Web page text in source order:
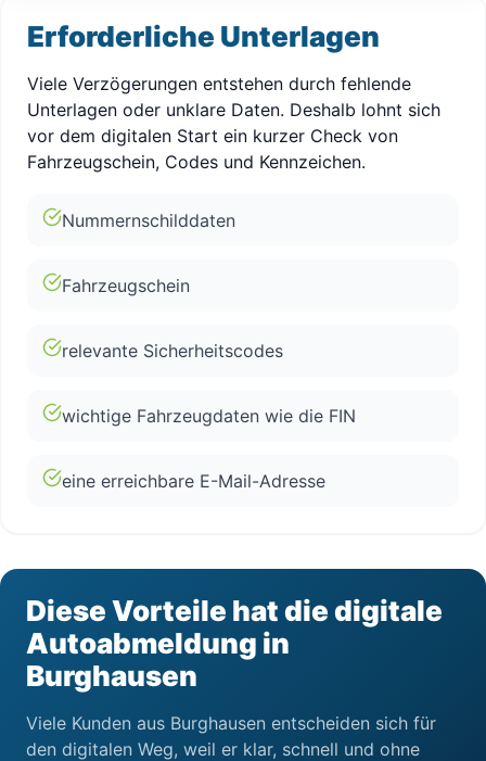
Erforderliche Unterlagen
Viele Verzögerungen entstehen durch fehlende
Unterlagen oder unklare Daten. Deshalb lohnt sich
vor dem digitalen Start ein kurzer Check von
Fahrzeugschein, Codes und Kennzeichen.
Nummernschilddaten
Fahrzeugschein
relevante Sicherheitscodes
wichtige Fahrzeugdaten wie die FIN
eine erreichbare E-Mail-Adresse
Diese Vorteile hat die digitale
Autoabmeldung in
Burghausen
Viele Kunden aus Burghausen entscheiden sich für
den digitalen Weg, weil er klar, schnell und ohne